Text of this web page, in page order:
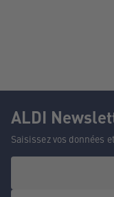
ALDI
Saisissez vos données